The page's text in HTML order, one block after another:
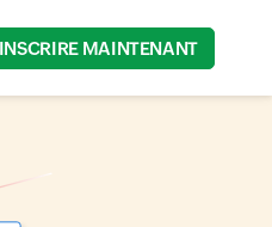
articles, and more...
MAINTENANT